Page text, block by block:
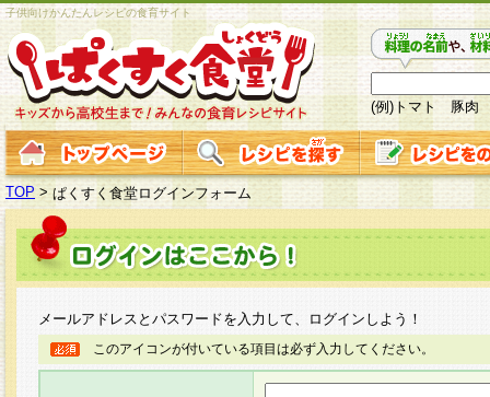
子供向けかんたんレシピの食育サイト
(例)トマト 豚肉
TOP > ぱくすく食堂ログインフォーム
メールアドレスとパスワードを入力して、ログインしよう！
このアイコンが付いている項目は必ず入力してください。